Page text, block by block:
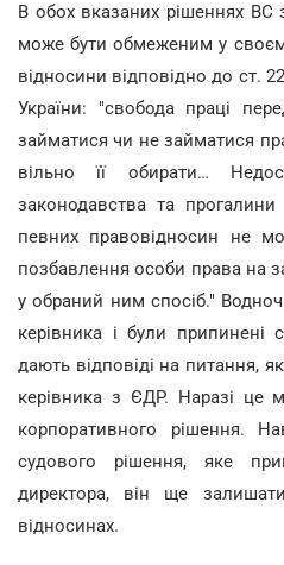
В обох вказаних рішеннях ВС
може бути обмеженим у
відносини відповідно до ст.
України: "свобода праці
займатися чи не займатися
вільно її обирати…
законодавства та
певних правовідносин не
позбавлення особи права на
у обраний ним спосіб."
керівника і були припинені
дають відповіді на питання,
керівника з ЄДР. Наразі це
корпоративного рішення.
судового рішення, яке
директора, він ще
відносинах.